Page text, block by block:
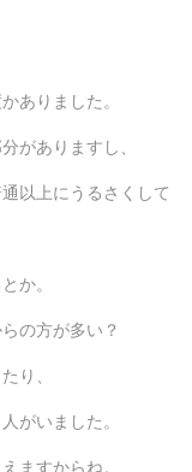
ありました。
がありますし、
以上にうるさくして
か。
の方が多い？
り、
がいました。
ますからね。